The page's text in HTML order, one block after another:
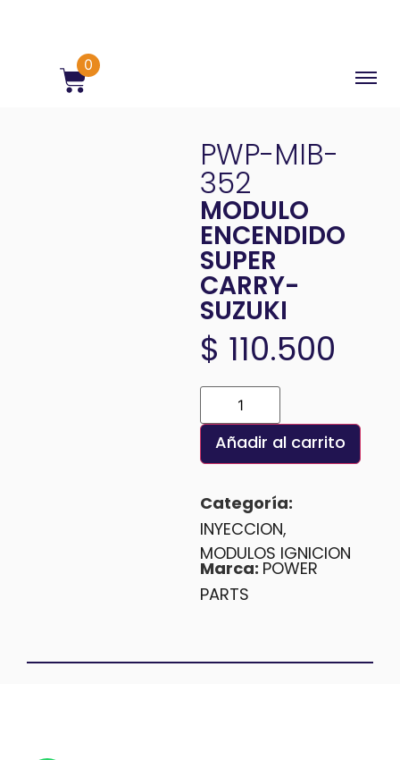
0
PWP-MIB-
352
MODULO
ENCENDIDO
SUPER
CARRY-
SUZUKI
$ 110.500
Añadir al carrito
Categoría:
INYECCION,
MODULOS IGNICION
Marca: POWER
PARTS